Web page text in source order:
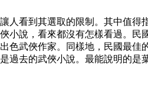
人看到其選取的限制。其中值得
小說，看來都沒有怎樣看過。民
色武俠作家。同樣地，民國最佳
去的武俠小說。最能說明的是